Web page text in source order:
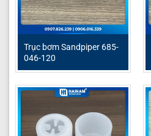
Trục bơm Sandpiper 685-
046-120